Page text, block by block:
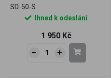
SD-50-S
Ihned k odeslání
1 950 Kč